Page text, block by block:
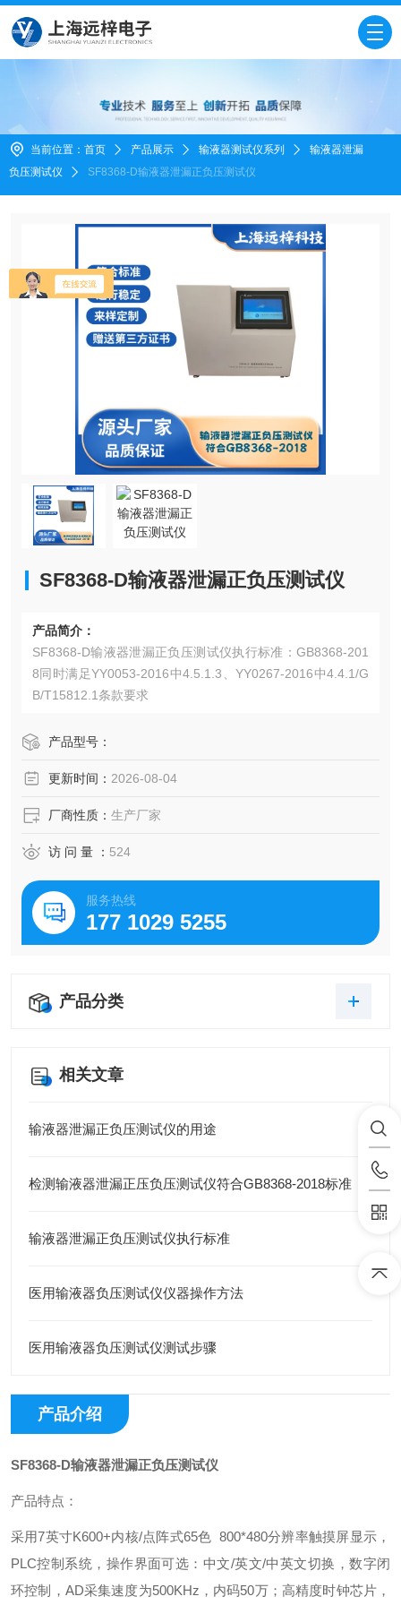
当前位置： 首页 产品展示 输液器测试仪系列
输液器泄漏
负压测试仪
SF8368-D输液器泄漏正负压测试仪
SF8368-D输液器泄漏正负压测试仪
产品简介：
SF8368-D输液器泄漏正负压测试仪执行标准：GB8368-201
8同时满足YY0053-2016中4.5.1.3、YY0267-2016中4.4.1/G
B/T15812.1条款要求
产品型号：
更新时间： 2026-08-04
厂商性质： 生产厂家
访 问 量 ： 524
服务热线
177 1029 5255
产品分类
相关文章
输液器泄漏正负压测试仪的用途
检测输液器泄漏正压负压测试仪符合GB8368-2018标准
输液器泄漏正负压测试仪执行标准
医用输液器负压测试仪仪器操作方法
医用输液器负压测试仪测试步骤
产品介绍
SF8368-D输液器泄漏正负压测试仪
产品特点：
采用7英寸K600+内核/点阵式65色 800*480分辨率触摸屏显示，
PLC控制系统，操作界面可选：中文/英文/中英文切换，数字闭
环控制，AD采集速度为500KHz，内码50万；高精度时钟芯片，